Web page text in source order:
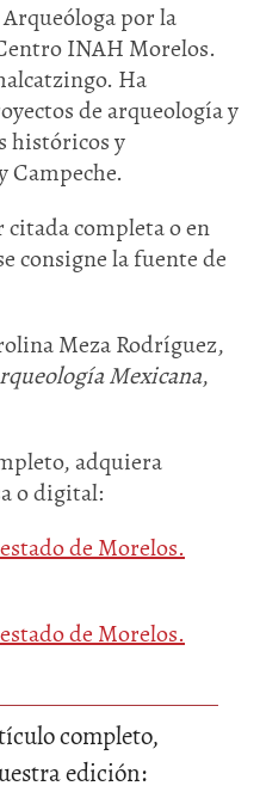
por la
INAH Morelos.
Ha
de arqueología y
históricos y
Campeche.
citada completa o en
consigne la fuente de
Meza Rodríguez,
Mexicana,
adquiera
o digital:
de Morelos.
de Morelos.
completo,
edición: